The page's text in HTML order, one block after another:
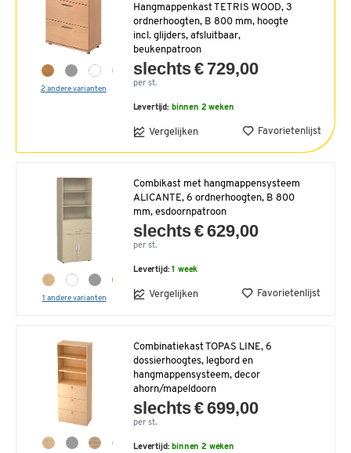
2 andere varianten
Hangmappenkast TETRIS WOOD, 3
ordnerhoogten, B 800 mm, hoogte
incl. glijders, afsluitbaar,
beukenpatroon
slechts € 729,00
per st.
Levertijd: binnen 2 weken
Vergelijken Favorietenlijst
1 andere varianten
Combikast met hangmappensysteem
ALICANTE, 6 ordnerhoogten, B 800
mm, esdoornpatroon
slechts € 629,00
per st.
Levertijd:1 week
Vergelijken Favorietenlijst
Combinatiekast TOPAS LINE, 6
dossierhoogtes, legbord en
hangmappensysteem, decor
ahorn/mapeldoorn
slechts € 699,00
per st.
Levertijd: binnen 2 weken